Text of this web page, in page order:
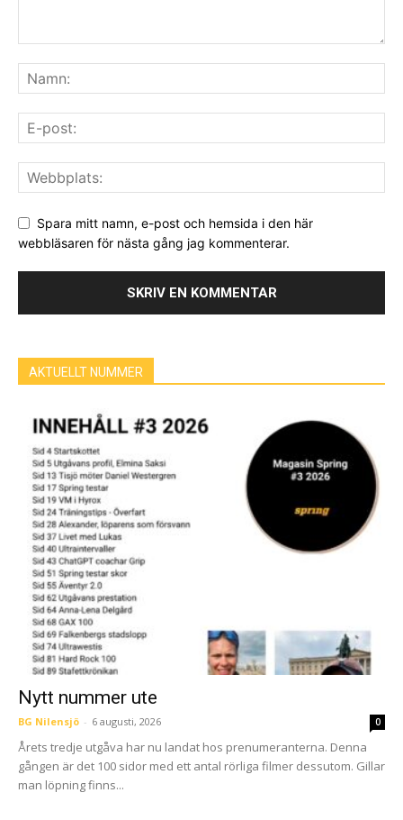
Spara mitt namn, e-post och hemsida i den här
webbläsaren för nästa gång jag kommenterar.
AKTUELLT NUMMER
Nytt nummer ute
BG Nilensjö - 6 augusti, 2026 0
Årets tredje utgåva har nu landat hos prenumeranterna. Denna
gången är det 100 sidor med ett antal rörliga filmer dessutom. Gillar
man löpning finns...